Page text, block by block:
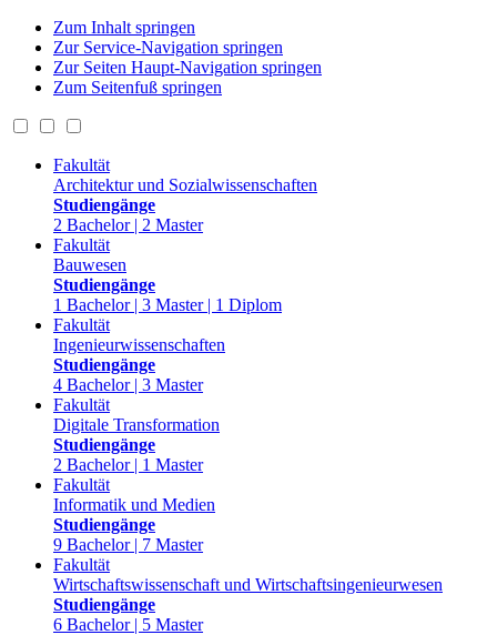
Zum Inhalt springen
Zur Service-Navigation springen
Zur Seiten Haupt-Navigation springen
Zum Seitenfuß springen
Fakultät
Architektur und Sozialwissenschaften
Studiengänge
2 Bachelor | 2 Master
Fakultät
Bauwesen
Studiengänge
1 Bachelor | 3 Master | 1 Diplom
Fakultät
Ingenieurwissenschaften
Studiengänge
4 Bachelor | 3 Master
Fakultät
Digitale Transformation
Studiengänge
2 Bachelor | 1 Master
Fakultät
Informatik und Medien
Studiengänge
9 Bachelor | 7 Master
Fakultät
Wirtschaftswissenschaft und Wirtschaftsingenieurwesen
Studiengänge
6 Bachelor | 5 Master